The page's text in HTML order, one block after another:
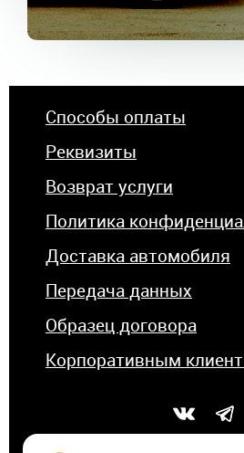
Способы оплаты
Реквизиты
Возврат услуги
Политика
Доставка автомобиля
Передача данных
Образец договора
Корпоративным